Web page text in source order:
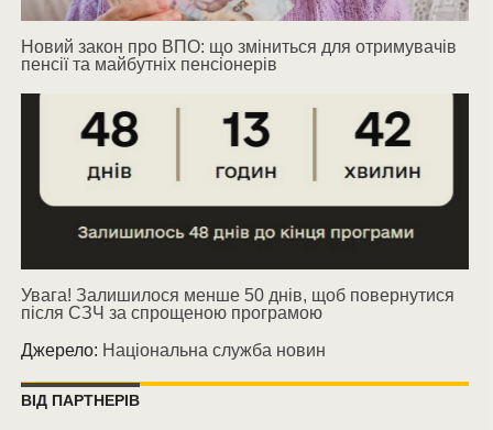
Новий закон про ВПО: що зміниться для отримувачів
пенсії та майбутніх пенсіонерів
Увага! Залишилося менше 50 днів, щоб повернутися
після СЗЧ за спрощеною програмою
Джерело: Національна служба новин
ВІД ПАРТНЕРІВ